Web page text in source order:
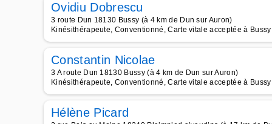
Ovidiu Dobrescu
3 route Dun 18130 Bussy (à 4 km de Dun sur Auron)
Kinésithérapeute, Conventionné, Carte vitale acceptée à Bussy
Constantin Nicolae
3 A route Dun 18130 Bussy (à 4 km de Dun sur Auron)
Kinésithérapeute, Conventionné, Carte vitale acceptée à Bussy
Hélène Picard